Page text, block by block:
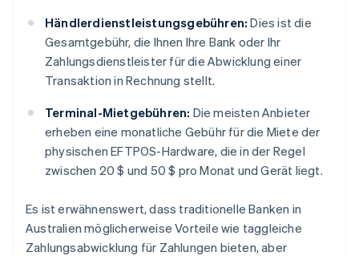
Händlerdienstleistungsgebühren: Dies ist die
Gesamtgebühr, die Ihnen Ihre Bank oder Ihr
Zahlungsdienstleister für die Abwicklung einer
Transaktion in Rechnung stellt.
Terminal-Mietgebühren: Die meisten Anbieter
erheben eine monatliche Gebühr für die Miete der
physischen EFTPOS-Hardware, die in der Regel
zwischen 20 $ und 50 $ pro Monat und Gerät liegt.
Es ist erwähnenswert, dass traditionelle Banken in
Australien möglicherweise Vorteile wie taggleiche
Zahlungsabwicklung für Zahlungen bieten, aber